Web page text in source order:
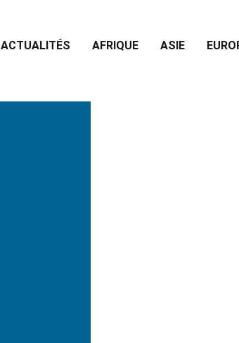
ACTUALITÉS AFRIQUE ASIE